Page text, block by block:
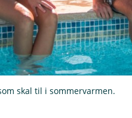
skal til i sommervarmen.